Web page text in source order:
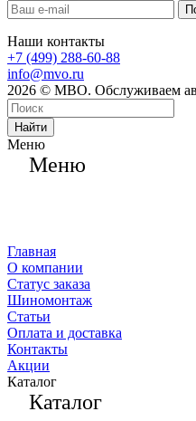
Наши контакты
+7 (499) 288-60-88
info@mvo.ru
2026 © МВО. Обслуживаем
Найти
Меню
Меню
Главная
О компании
Статус заказа
Шиномонтаж
Статьи
Оплата и доставка
Контакты
Акции
Каталог
Каталог